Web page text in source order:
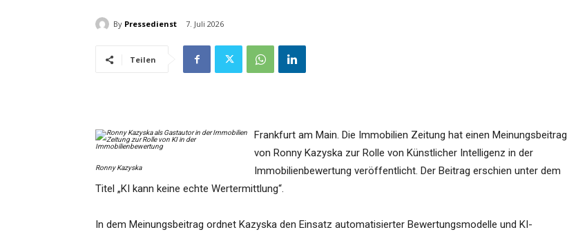
By Pressedienst 7. Juli 2026
Teilen
Ronny Kazyska
Frankfurt am Main. Die Immobilien Zeitung hat einen Meinungsbeitrag
von Ronny Kazyska zur Rolle von Künstlicher Intelligenz in der
Immobilienbewertung veröffentlicht. Der Beitrag erschien unter dem
Titel „KI kann keine echte Wertermittlung“.
In dem Meinungsbeitrag ordnet Kazyska den Einsatz automatisierter Bewertungsmodelle und KI-